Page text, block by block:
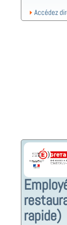
Accédez
rapide)